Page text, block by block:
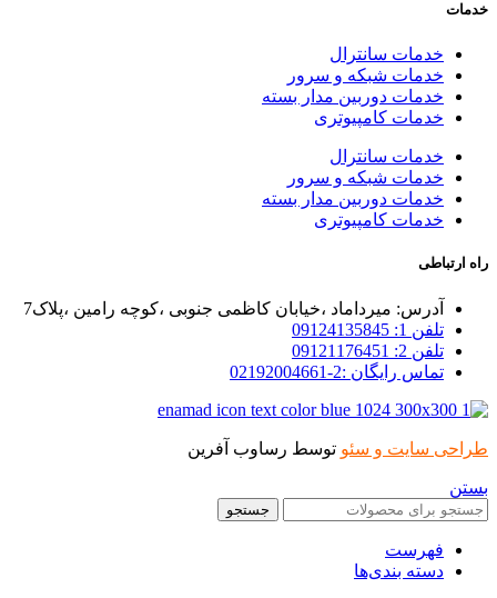
خدمات
خدمات سانترال
خدمات شبکه و سرور
خدمات دوربین مدار بسته
خدمات کامپیوتری
خدمات سانترال
خدمات شبکه و سرور
خدمات دوربین مدار بسته
خدمات کامپیوتری
راه ارتباطی
آدرس: میرداماد ،خیابان کاظمی جنوبی ،کوچه رامین ،پلاک7
تلفن 1: 09124135845
تلفن 2: 09121176451
تماس رایگان :2-02192004661
طراحی سایت و سئو توسط رساوب آفرین
بستن
جستجو
فهرست
دسته بندی‌ها